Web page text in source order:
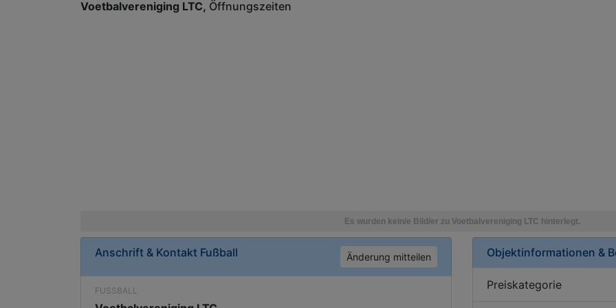
Voetbalvereniging LTC Öffnungszeiten
Anschrift & Kontakt Fußball Änderung mitteilen
FUSSBALL
Objektinformationen &
Preiskategorie